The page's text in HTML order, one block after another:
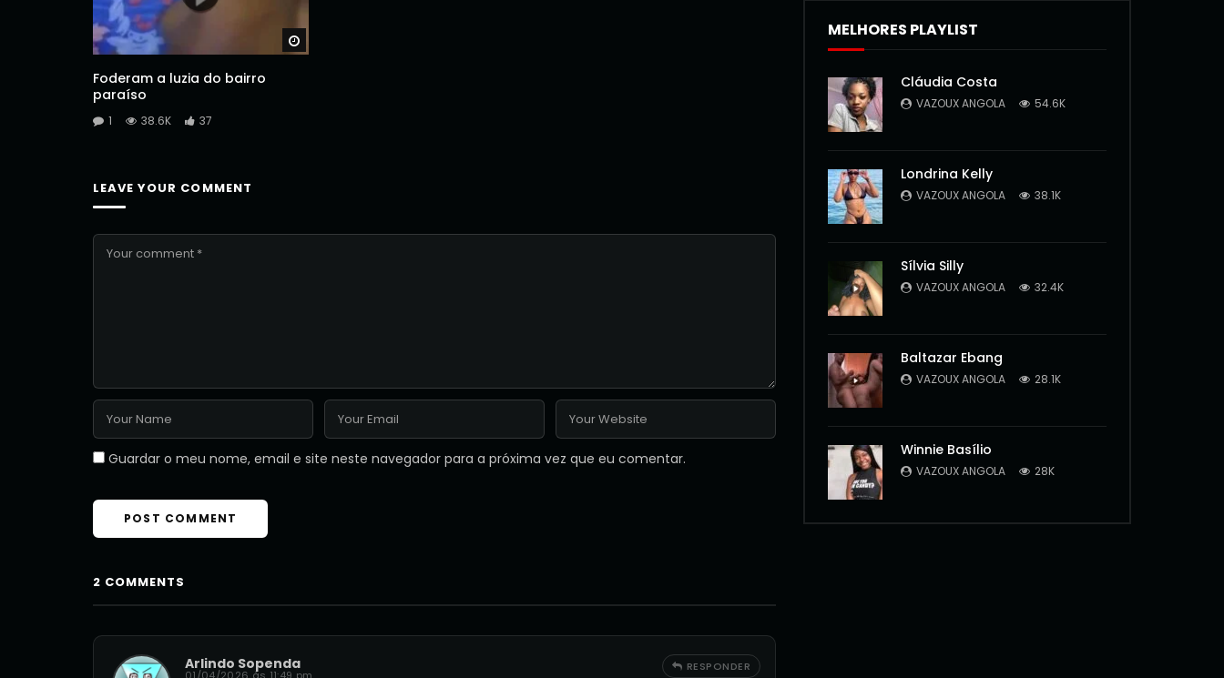
Foderam a luzia do bairro
paraíso
1 38.6K 37
LEAVE YOUR COMMENT
Guardar o meu nome, email e site neste navegador para a próxima vez que eu comentar.
2 COMMENTS
Arlindo Sopenda
01/04/2026 às 11:49 pm
RESPONDER
MELHORES PLAYLIST
Cláudia Costa
VAZOUX ANGOLA 54.6K
Londrina Kelly
VAZOUX ANGOLA 38.1K
Sílvia Silly
VAZOUX ANGOLA 32.4K
Baltazar Ebang
VAZOUX ANGOLA 28.1K
Winnie Basílio
VAZOUX ANGOLA 28K